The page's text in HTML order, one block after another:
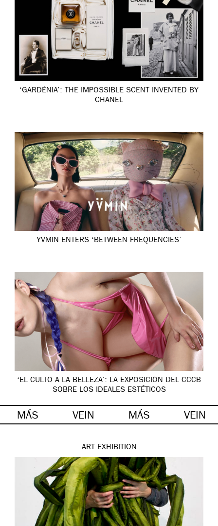
‘GARDÉNIA’: THE IMPOSSIBLE SCENT INVENTED BY
CHANEL
YVMIN ENTERS ‘BETWEEN FREQUENCIES’
‘EL CULTO A LA BELLEZA’: LA EXPOSICIÓN DEL CCCB
SOBRE LOS IDEALES ESTÉTICOS
MÁS VEIN MÁS VEIN
ART EXHIBITION